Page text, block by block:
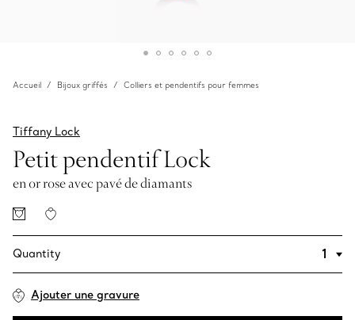
Accueil Bijoux griffés Colliers et pendentifs pour femmes
Tiffany Lock
Petit pendentif Lock
en or rose avec pavé de diamants
Quantity
Ajouter une gravure